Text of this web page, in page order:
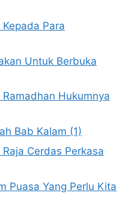
Para
Untuk Berbuka
Hukumnya
Bab Kalam (1)
Cerdas Perkasa
Puasa Yang Perlu Kita